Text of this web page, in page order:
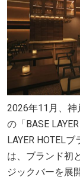
2026年11月、神
の「BASE
LAYER HOTEL
は、ブランド初
ジックバーを展